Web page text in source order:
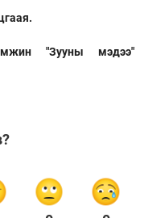
"Зууны мэдээ"